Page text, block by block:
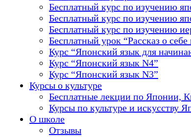
Бесплатный курс по изучению
Бесплатный курс по изучению
Бесплатный курс по изучению
Бесплатный урок “Рассказ о
Курс “Японский язык для
Курс “Японский язык N4”
Курс “Японский язык N3”
Курсы о культуре
Бесплатные лекции по Японии,
Курсы по культуре и искусству
О школе
Отзывы